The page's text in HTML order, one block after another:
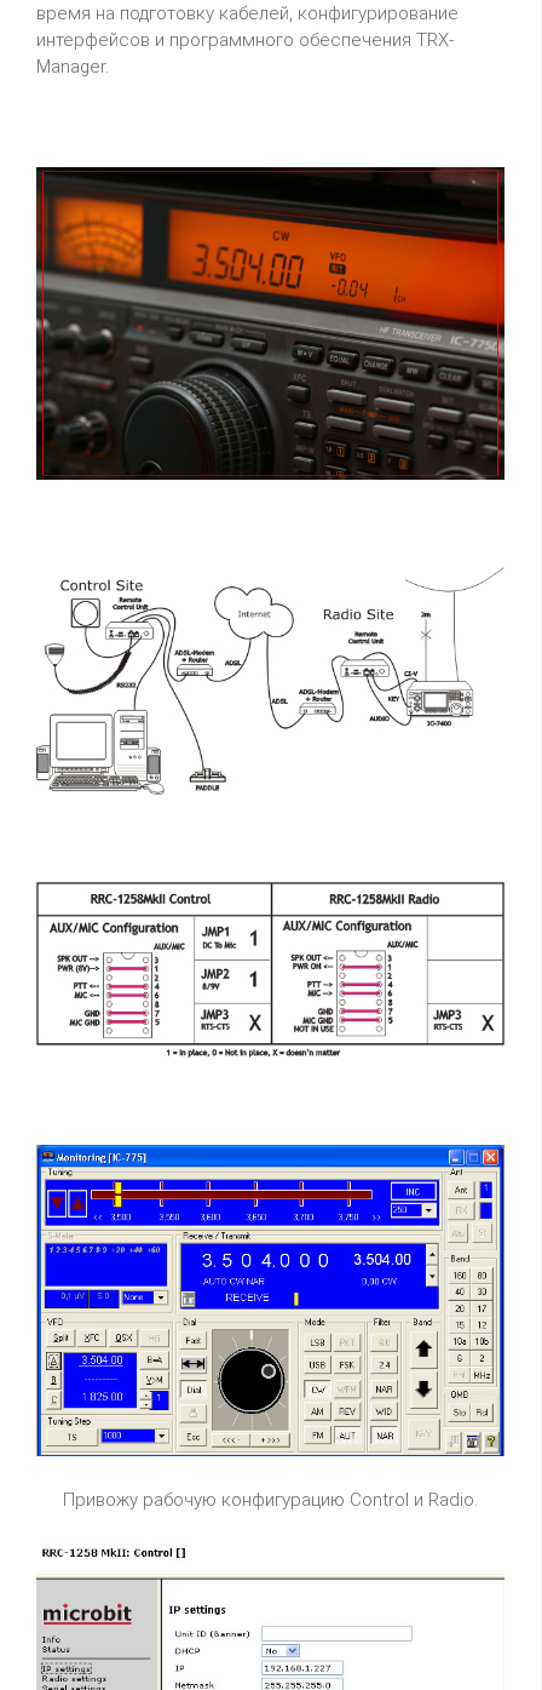
время на подготовку кабелей, конфигурирование
интерфейсов и программного обеспечения TRX-
Manager.
Привожу рабочую конфигурацию Control и Radio.